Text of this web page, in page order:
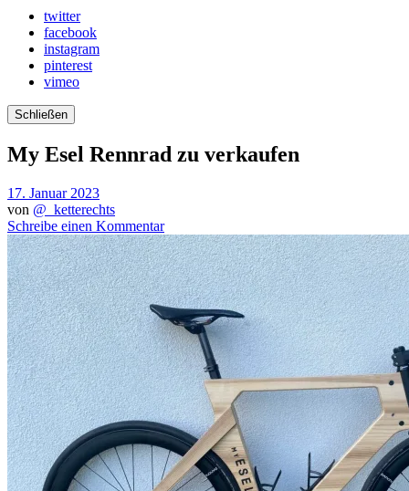
twitter
facebook
instagram
pinterest
vimeo
Schließen
My Esel Rennrad zu verkaufen
17. Januar 2023
von @_ketterechts
Schreibe einen Kommentar